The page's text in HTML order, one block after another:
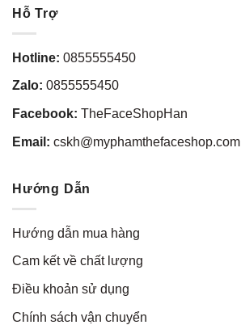
Hỗ Trợ
Hotline: 0855555450
Zalo: 0855555450
Facebook: TheFaceShopHan
Email: cskh@myphamthefaceshop.com
Hướng Dẫn
Hướng dẫn mua hàng
Cam kết về chất lượng
Điều khoản sử dụng
Chính sách vận chuyển